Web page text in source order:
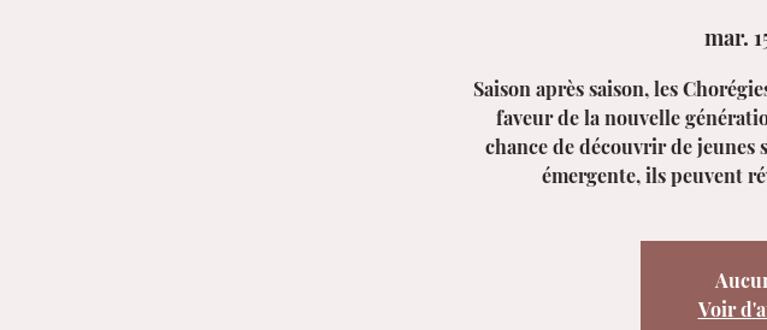
mar.
Saison après saison, les
faveur de la nouvelle
chance de découvrir de jeunes
émergente, ils peuvent
Voir